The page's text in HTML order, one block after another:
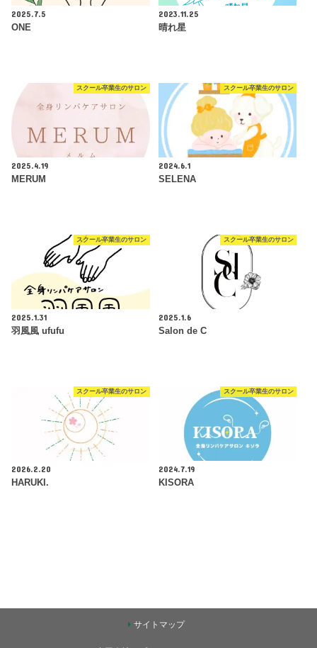
2025.7.5
ONE
2023.11.25
晴れ星
スクール卒業生のサロン
2025.4.19
MERUM
スクール卒業生のサロン
2024.6.1
SELENA
スクール卒業生のサロン
2025.1.31
羽風風 ufufu
スクール卒業生のサロン
2025.1.6
Salon de C
スクール卒業生のサロン
2026.2.20
HARUKI.
スクール卒業生のサロン
2024.7.19
KISORA
サイトマップ